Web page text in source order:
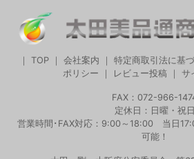
TOP 会社案内 特定商取引法に基
ポリシー
レビュー投稿｜ サ
FAX：072-966-
定休日：日曜・祝日
営業時間･FAX対応：9:00～18:00 当日
可能！